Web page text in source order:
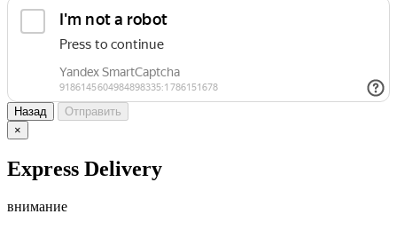
Назад
Отправить
×
Express Delivery
внимание